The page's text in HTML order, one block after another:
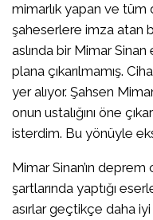
mimarlık yapan ve tüm
şaheserlere imza atan
aslında bir Mimar
plana çıkarılmamış.
yer alıyor. Şahsen
onun ustalığını öne
isterdim. Bu yönüyle
Mimar Sinan’ın
şartlarında yaptığı
asırlar geçtikçe daha iyi